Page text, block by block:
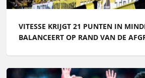
VITESSE KRIJGT 21 PUNTEN IN
BALANCEERT OP RAND VAN DE